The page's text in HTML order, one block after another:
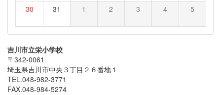
30 31 1 2 3 4 5
吉川市立栄小学校
〒342-0061
埼玉県吉川市中央３丁目２６番地１
TEL.048-982-3771
FAX.048-984-5274